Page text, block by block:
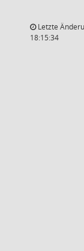
Letzte
18:15:34